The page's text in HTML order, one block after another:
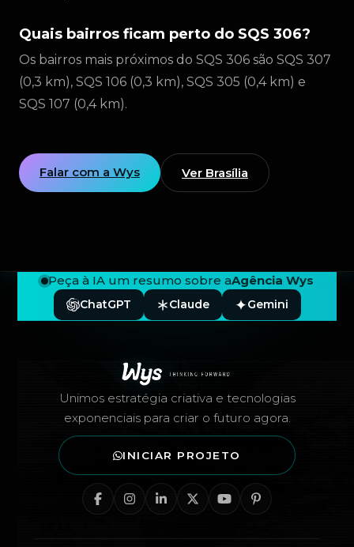
Quais bairros ficam perto do SQS 306?
Os bairros mais próximos do SQS 306 são SQS 307
(0,3 km), SQS 106 (0,3 km), SQS 305 (0,4 km) e
SQS 107 (0,4 km).
Falar com a Wys Ver Brasília
Peça à IA um resumo sobre aAgência Wys
ChatGPT Claude Gemini
Unimos estratégia criativa e tecnologias
exponenciais para criar o futuro agora.
INICIAR PROJETO